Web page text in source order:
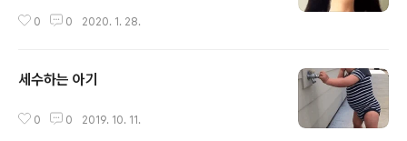
0 0 2020. 1. 28.
세수하는 아기
0 0 2019. 10. 11.